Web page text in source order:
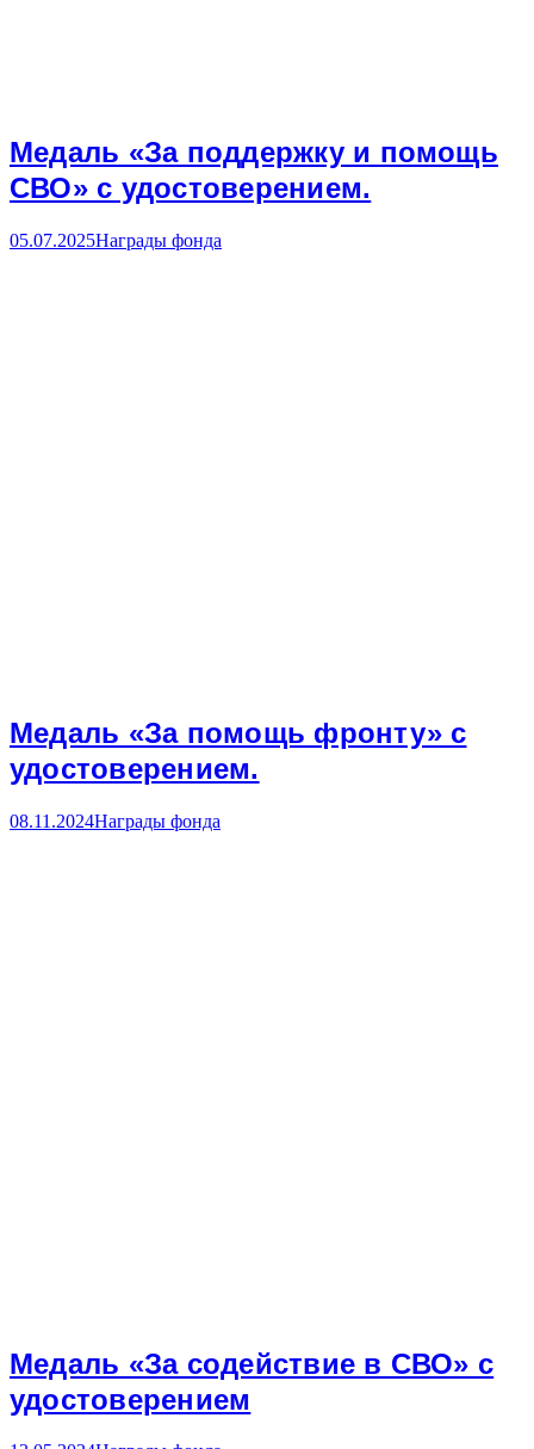
Медаль «За поддержку и помощь
СВО» с удостоверением.
05.07.2025Награды фонда
Медаль «За помощь фронту» с
удостоверением.
08.11.2024Награды фонда
Медаль «За содействие в СВО» с
удостоверением